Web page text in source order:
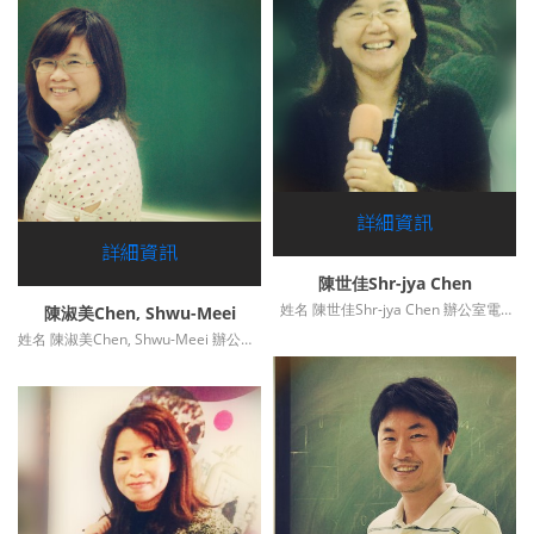
詳細資訊
陳世佳Shr-jya Chen
姓名 陳世佳Shr-jya Chen 辦公室電話 (04)23508529*201 傳真 0....
詳細資訊
陳淑美Chen, Shwu-Meei
姓名 陳淑美Chen, Shwu-Meei 辦公室電話 (04)23590121-36900*202 ....